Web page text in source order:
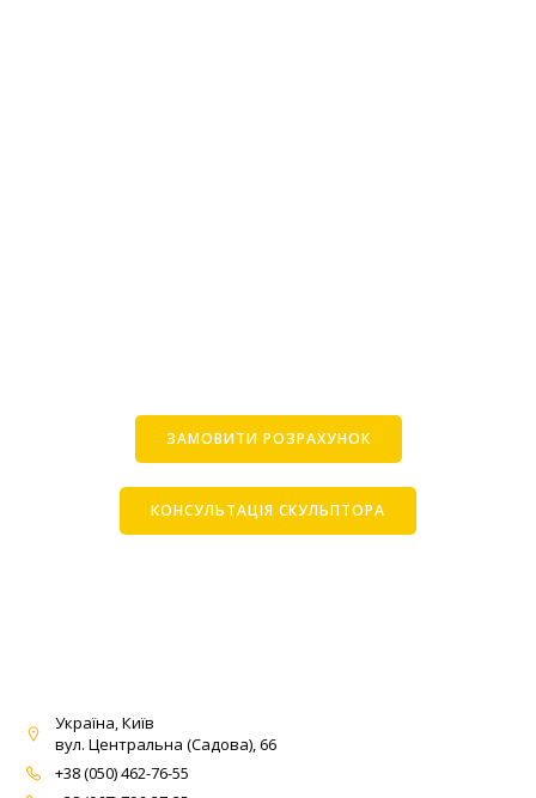
ЗАМОВИТИ РОЗРАХУНОК
КОНСУЛЬТАЦІЯ СКУЛЬПТОРА
Україна, Київ
вул. Центральна (Садова), 66
+38 (050) 462-76-55